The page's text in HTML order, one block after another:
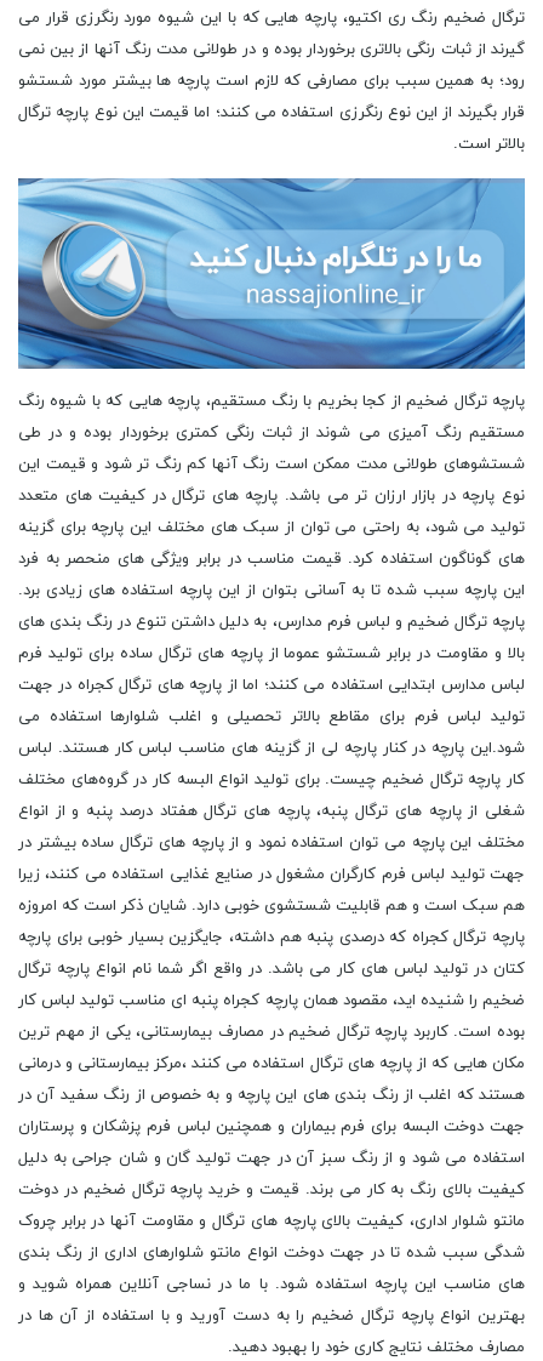
ترگال ضخیم رنگ ری اکتیو، پارچه هایی که با این شیوه مورد رنگرزی قرار می
‌گیرند از ثبات رنگی بالاتری برخوردار بوده و در طولانی مدت رنگ آنها از بین نمی
رود؛ به همین سبب برای مصارفی که لازم است پارچه ها بیشتر مورد شستشو
قرار بگیرند از این نوع رنگرزی استفاده می کنند؛ اما قیمت این نوع پارچه ترگال
بالاتر است.
پارچه ترگال ضخیم از کجا بخریم با رنگ مستقیم، پارچه هایی که با شیوه رنگ
مستقیم رنگ آمیزی می شوند از ثبات رنگی کمتری برخوردار بوده و در طی
شستشوهای طولانی مدت ممکن است رنگ آنها کم رنگ تر شود و قیمت این
نوع پارچه در بازار ارزان تر می باشد. پارچه های ترگال در کیفیت های متعدد
تولید می شود، به راحتی می توان از سبک های مختلف این پارچه برای گزینه
های گوناگون استفاده کرد. قیمت مناسب در برابر ویژگی های منحصر به فرد
این پارچه سبب شده تا به آسانی بتوان از این پارچه استفاده های زیادی برد.
پارچه ترگال ضخیم و لباس فرم مدارس، به دلیل داشتن تنوع در رنگ بندی های
بالا و مقاومت در برابر شستشو عموما از پارچه های ترگال ساده برای تولید فرم
لباس مدارس ابتدایی استفاده می کنند؛ اما از پارچه ‌های ترگال کجراه در جهت
تولید لباس فرم برای مقاطع بالاتر تحصیلی و اغلب شلوارها استفاده می
شود.این پارچه در کنار پارچه لی از گزینه های مناسب لباس کار هستند. لباس
کار پارچه ترگال ضخیم چیست. برای تولید انواع البسه کار در گروه‌های مختلف
شغلی از پارچه‌ های ترگال پنبه، پارچه های ترگال هفتاد درصد پنبه و از انواع
مختلف این پارچه می توان استفاده نمود و از پارچه های ترگال ساده بیشتر در
جهت تولید لباس فرم کارگران مشغول در صنایع غذایی استفاده می کنند، زیرا
هم سبک است و هم قابلیت شستشوی خوبی دارد. شایان ذکر است که امروزه
پارچه ترگال کجراه که درصدی پنبه هم داشته، جایگزین بسیار خوبی برای پارچه
کتان در تولید لباس های کار می باشد. در واقع اگر شما نام انواع پارچه ترگال
ضخیم را شنیده اید، مقصود همان پارچه کجراه پنبه ای مناسب تولید لباس کار
بوده است. کاربرد پارچه ترگال ضخیم در مصارف بیمارستانی، یکی از مهم ترین
مکان هایی که از پارچه های ترگال استفاده می کنند ،مرکز بیمارستانی و درمانی
هستند که اغلب از رنگ بندی های این پارچه و به خصوص از رنگ سفید آن در
جهت دوخت البسه برای فرم بیماران و همچنین لباس فرم پزشکان و پرستاران
استفاده می شود و از رنگ سبز آن در جهت تولید گان و شان جراحی به دلیل
کیفیت بالای رنگ به کار می برند. قیمت و خرید پارچه ترگال ضخیم در دوخت
مانتو شلوار اداری، کیفیت بالای پارچه های ترگال و مقاومت آنها در برابر چروک
شدگی سبب شده تا در جهت دوخت انواع مانتو شلوارهای اداری از رنگ بندی
های مناسب این پارچه استفاده شود. با ما در نساجی آنلاین همراه شوید و
بهترین انواع پارچه ترگال ضخیم را به دست آورید و با استفاده از آن ها در
مصارف مختلف نتایج کاری خود را بهبود دهید.